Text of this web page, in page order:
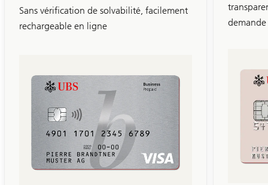
Sans vérification de solvabilité, facilement
rechargeable en ligne
demande